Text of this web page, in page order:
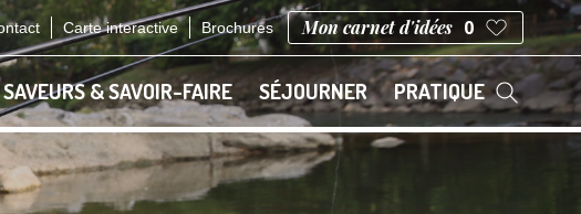
Carte interactive Brochures Mon carnet d'idées 0
SAVEURS & SAVOIR-FAIRE SÉJOURNER PRATIQUE